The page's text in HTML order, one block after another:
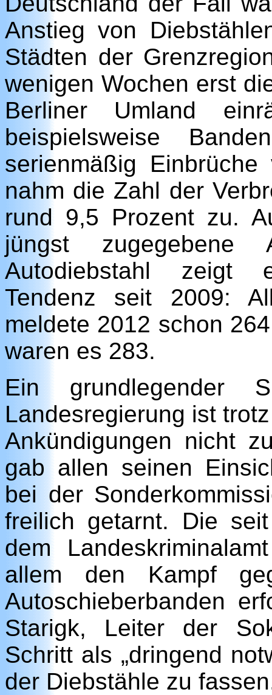
Anstieg von
Städten der
wenigen Wochen erst
Berliner Umland
beispielsweise
serienmäßig
nahm die Zahl der
rund 9,5 Prozent zu.
jüngst zugegebene
Autodiebstahl zeigt
Tendenz seit 2009:
meldete 2012 schon
waren es 283.
Ein grundlegender
Landesregierung ist
Ankündigungen nicht
gab allen seinen
bei der
freilich getarnt. Die
dem
allem den Kampf
Autoschieberbanden
Starigk, Leiter der
Schritt als „dringend
der Diebstähle zu